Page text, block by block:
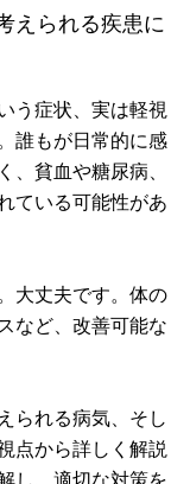
えられる疾患に
う症状、実は軽視
誰もが日常的に感
、貧血や糖尿病、
ている可能性があ
大丈夫です。体の
など、改善可能な
られる病気、そし
点から詳しく解説
し、適切な対策を